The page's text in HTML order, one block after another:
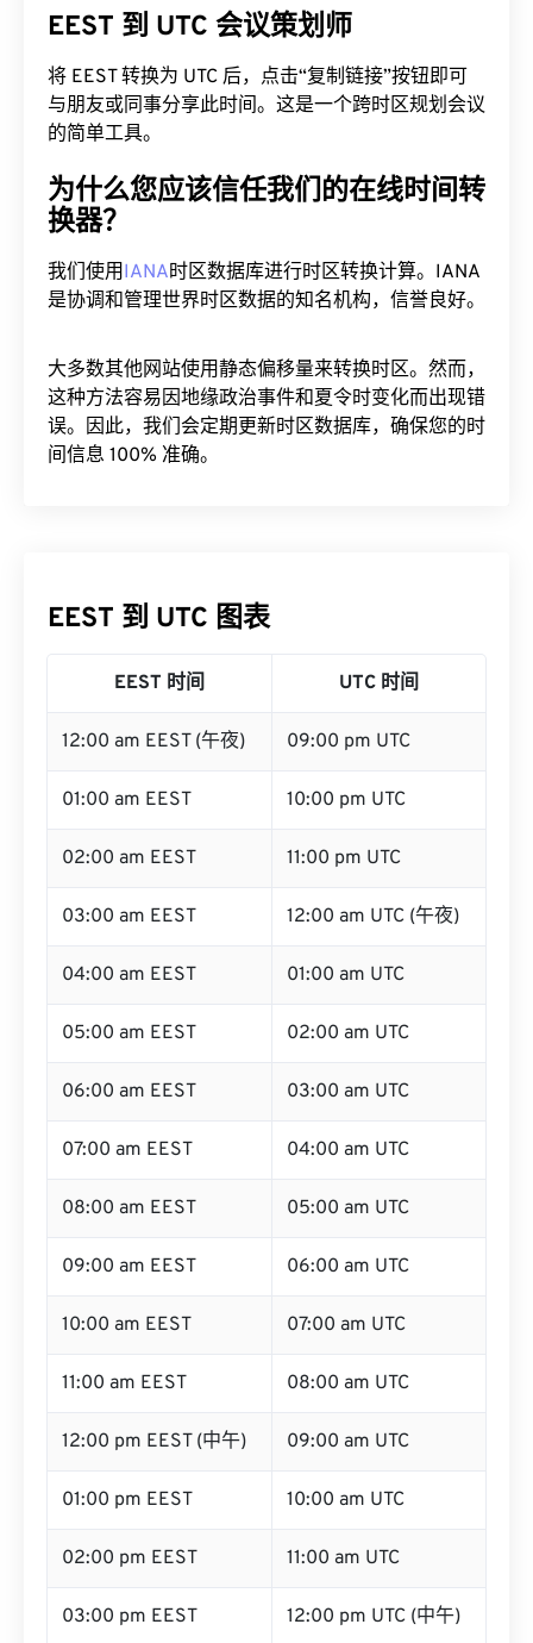
EEST 到 UTC 会议策划师
将 EEST 转换为 UTC 后，点击“复制链接”按钮即可
与朋友或同事分享此时间。这是一个跨时区规划会议
的简单工具。
为什么您应该信任我们的在线时间转
换器？
我们使用IANA时区数据库进行时区转换计算。IANA
是协调和管理世界时区数据的知名机构，信誉良好。
大多数其他网站使用静态偏移量来转换时区。然而，
这种方法容易因地缘政治事件和夏令时变化而出现错
误。因此，我们会定期更新时区数据库，确保您的时
间信息 100% 准确。
EEST 到 UTC 图表
EEST 时间 UTC 时间
12:00 am EEST (午夜) 09:00 pm UTC
01:00 am EEST 10:00 pm UTC
02:00 am EEST 11:00 pm UTC
03:00 am EEST 12:00 am UTC (午夜)
04:00 am EEST 01:00 am UTC
05:00 am EEST 02:00 am UTC
06:00 am EEST 03:00 am UTC
07:00 am EEST 04:00 am UTC
08:00 am EEST 05:00 am UTC
09:00 am EEST 06:00 am UTC
10:00 am EEST 07:00 am UTC
11:00 am EEST 08:00 am UTC
12:00 pm EEST (中午) 09:00 am UTC
01:00 pm EEST 10:00 am UTC
02:00 pm EEST 11:00 am UTC
03:00 pm EEST 12:00 pm UTC (中午)